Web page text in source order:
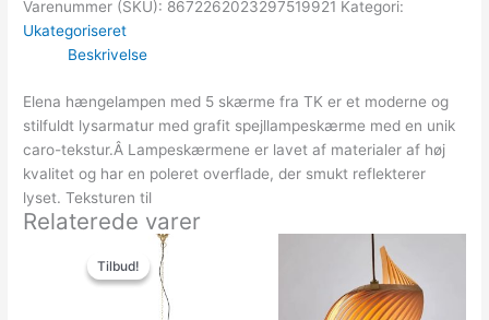
Varenummer (SKU): 8672262023297519921 Kategori:
Ukategoriseret
Beskrivelse
Elena hængelampen med 5 skærme fra TK er et moderne og
stilfuldt lysarmatur med grafit spejllampeskærme med en unik
caro-tekstur.Â Lampeskærmene er lavet af materialer af høj
kvalitet og har en poleret overflade, der smukt reflekterer
lyset. Teksturen til
Relaterede varer
Tilbud!
Tilbud!
Den
oprindelige
pris
var:
1,779.00kr..